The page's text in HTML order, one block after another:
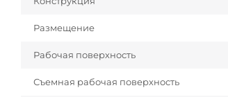
Размещение
Рабочая поверхность
Съемная рабочая поверхность